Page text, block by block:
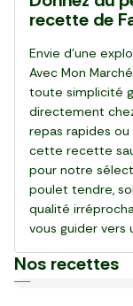
recette de
Envie d’une
Avec Mon
toute simplicité
directement
repas rapides
cette recette
pour notre
poulet tendre,
qualité
vous guider vers
Nos recettes